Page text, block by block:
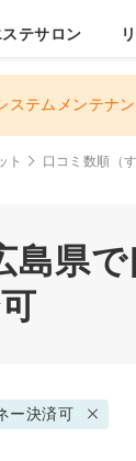
ステサロン
ステムメンテナ
ト 口コミ数順（す
島県
ー決済可